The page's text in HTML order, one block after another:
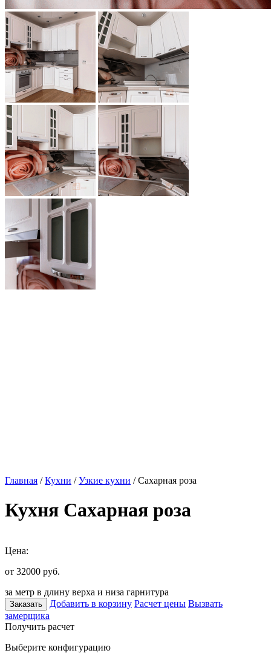
Главная /Кухни /Узкие кухни / Сахарная роза
Кухня Сахарная роза
Цена:
от 32000 руб.
за метр в длину верха и низа гарнитура
Заказать Добавить в корзину Расчет цены Вызвать
замерщика
Получить расчет
Выберите конфигурацию